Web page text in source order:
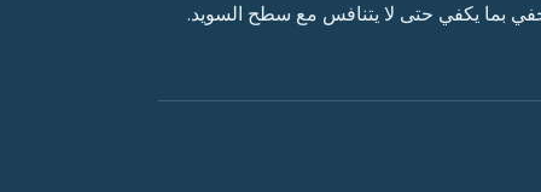
بما يكفي حتى لا يتنافس مع سطح السويد.